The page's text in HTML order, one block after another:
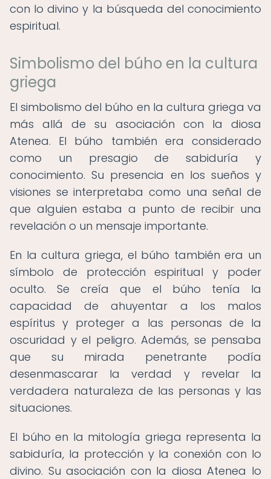
con lo divino y la búsqueda del conocimiento
espiritual.
Simbolismo del búho en la cultura
griega
El simbolismo del búho en la cultura griega va
más allá de su asociación con la diosa
Atenea. El búho también era considerado
como un presagio de sabiduría y
conocimiento. Su presencia en los sueños y
visiones se interpretaba como una señal de
que alguien estaba a punto de recibir una
revelación o un mensaje importante.
En la cultura griega, el búho también era un
símbolo de protección espiritual y poder
oculto. Se creía que el búho tenía la
capacidad de ahuyentar a los malos
espíritus y proteger a las personas de la
oscuridad y el peligro. Además, se pensaba
que su mirada penetrante podía
desenmascarar la verdad y revelar la
verdadera naturaleza de las personas y las
situaciones.
El búho en la mitología griega representa la
sabiduría, la protección y la conexión con lo
divino. Su asociación con la diosa Atenea lo